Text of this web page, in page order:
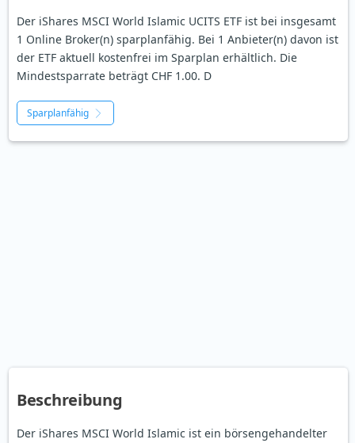
Der iShares MSCI World Islamic UCITS ETF ist bei insgesamt
1 Online Broker(n) sparplanfähig. Bei 1 Anbieter(n) davon ist
der ETF aktuell kostenfrei im Sparplan erhältlich. Die
Mindestsparrate beträgt CHF 1.00. D
Sparplanfähig
Beschreibung
Der iShares MSCI World Islamic ist ein börsengehandelter